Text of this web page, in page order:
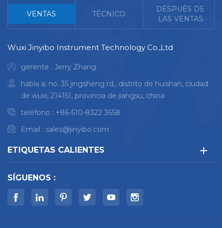
VENTAS TÉCNICO
<
DESPUÉS DE
LAS VENTAS
Wuxi Jinyibo Instrument Technology Co.,Ltd
gerente : Jerry Zhang
habla a: no. 35 jingsheng rd., distrito de huishan, ciudad
de wuxi, 214151, provincia de jiangsu, china
teléfono : +86-510-8322 3658
Email : sales@jinyibo.com
ETIQUETAS CALIENTES
SÍGUENOS :